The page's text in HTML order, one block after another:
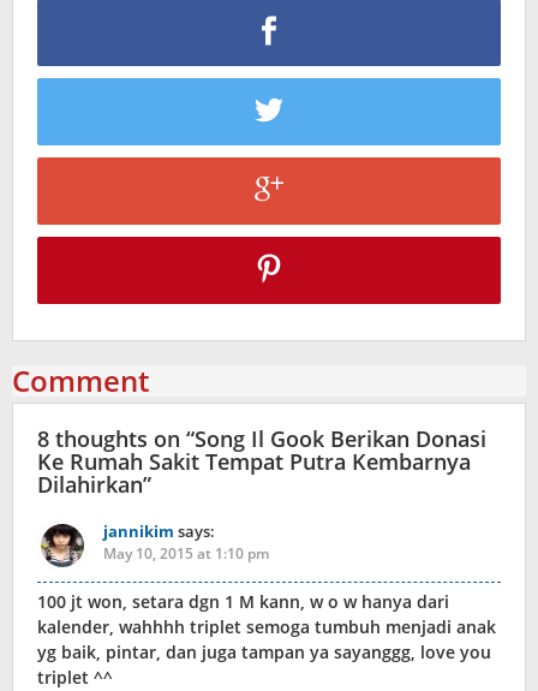
Comment
8 thoughts on “Song Il Gook Berikan Donasi
Ke Rumah Sakit Tempat Putra Kembarnya
Dilahirkan”
jannikim says:
May 10, 2015 at 1:10 pm
100 jt won, setara dgn 1 M kann, w o w hanya dari
kalender, wahhhh triplet semoga tumbuh menjadi anak
yg baik, pintar, dan juga tampan ya sayanggg, love you
triplet ^^